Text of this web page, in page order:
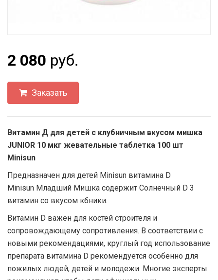
2 080 руб.
Заказать
Витамин Д для детей с клубничным вкусом мишка
JUNIOR 10 мкг жевательные таблетка 100 шт
Minisun
Предназначен для детей Minisun витамина D
Minisun Младший Мишка содержит Солнечный D 3
витамин со вкусом кбники.
Витамин D важен для костей строителя и
сопровождающему сопротивления. В соответствии с
новыми рекомендациями, круглый год использование
препарата витамина D рекомендуется особенно для
пожилых людей, детей и молодежи. Многие эксперты